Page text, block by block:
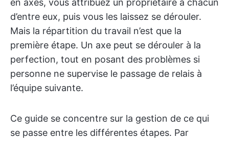
en axes, vous attribuez un propriétaire à chacun
d’entre eux, puis vous les laissez se dérouler.
Mais la répartition du travail n’est que la
première étape. Un axe peut se dérouler à la
perfection, tout en posant des problèmes si
personne ne supervise le passage de relais à
l’équipe suivante.
Ce guide se concentre sur la gestion de ce qui
se passe entre les différentes étapes. Par